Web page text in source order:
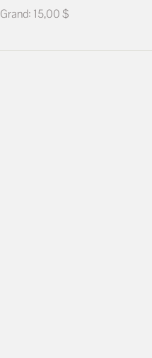
Grand: 15,00 $